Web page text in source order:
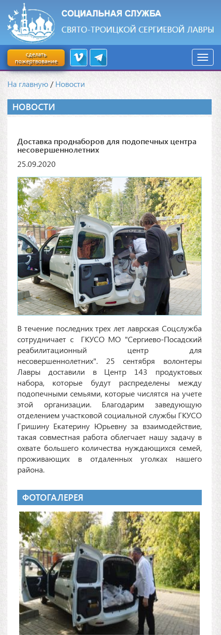
сделать
пожертвование
На главную /Новости
НОВОСТИ
Доставка проднаборов для подопечных центра
несовершеннолетних
25.09.2020
В течение последних трех лет лаврская Соцслужба
сотрудничает с ГКУСО МО "Сергиево-Посадский
реабилитационный центр для
несовершеннолетних". 25 сентября волонтеры
Лавры доставили в Центр 143 продуктовых
набора, которые будут распределены между
подопечными семьями, которые числятся на учете
этой организации. Благодарим заведующую
отделением участковой социальной службы ГКУСО
Гришину Екатерину Юрьевну за взаимодействие,
такая совместная работа облегчает нашу задачу в
охвате большего количества нуждающихся семей,
проживающих в отдаленных уголках нашего
района.
ФОТОГАЛЕРЕЯ